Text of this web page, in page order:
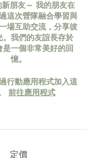
朋友～ 我的朋友在
這次營隊融合學習與
場互助交流，分享彼
。我們的友誼長存於
是一個非常美好的回
憶。
行動應用程式加入這
前往應用程式
定價